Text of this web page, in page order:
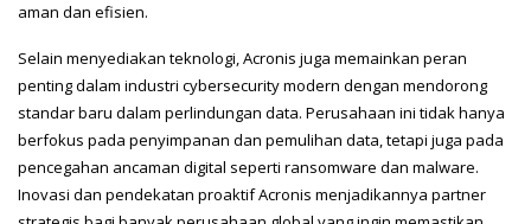
aman dan efisien.
Selain menyediakan teknologi, Acronis juga memainkan peran
penting dalam industri cybersecurity modern dengan mendorong
standar baru dalam perlindungan data. Perusahaan ini tidak hanya
berfokus pada penyimpanan dan pemulihan data, tetapi juga pada
pencegahan ancaman digital seperti ransomware dan malware.
Inovasi dan pendekatan proaktif Acronis menjadikannya partner